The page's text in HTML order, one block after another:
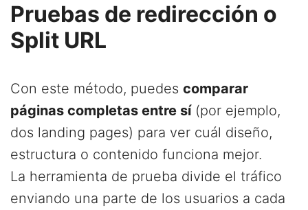
Pruebas de redirección o
Split URL
Con este método, puedes comparar
páginas completas entre sí(por ejemplo,
dos landing pages) para ver cuál diseño,
estructura o contenido funciona mejor.
La herramienta de prueba divide el tráfico
enviando una parte de los usuarios a cada